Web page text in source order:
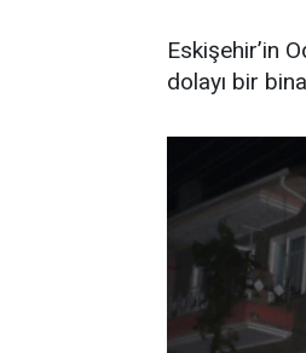
Eskişehir’in
dolayı bir